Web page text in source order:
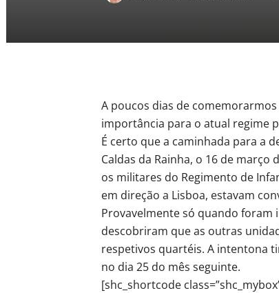
A poucos dias de
importância para o atual regime
É certo que a caminhada para a
Caldas da Rainha, o 16 de
os militares do Regimento de
em direção a Lisboa, estavam
Provavelmente só quando
descobriram que as outras
respetivos quartéis. A intentona
no dia 25 do mês seguinte.
[shc_shortcode